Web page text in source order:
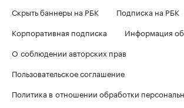
Скрыть баннеры на РБК
Подписка на РБК
Корпоративная подписка
Информация
О соблюдении авторских прав
Пользовательское соглашение
Политика в отношении обработки